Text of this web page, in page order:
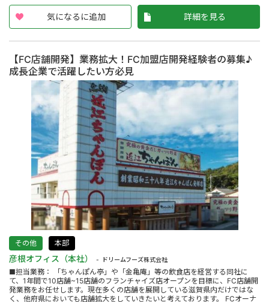
気になるに追加 詳細を見る
【FC店舗開発】業務拡大！FC加盟店開発経験者の募集♪
成長企業で活躍したい方必見
その他 本部
彦根オフィス（本社） ドリームフーズ株式会社
■担当業務： 「ちゃんぽん亭」や「金亀庵」等の飲食店を経営する同社に
て、1年間で10店舗~15店舗のフランチャイズ店オープンを目標に、FC店舗開
発業務をお任せします。現在多くの店舗を展開している滋賀県内だけではな
く、他府県においても店舗拡大をしていきたいと考えております。 FCオーナ